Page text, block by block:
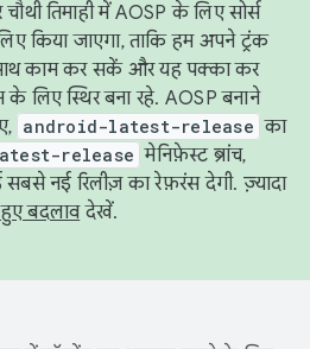
तिमाही में AOSP के लिए सोर्स
किया जाएगा, ताकि हम अपने ट्रंक
काम कर सकें और यह पक्का कर
लिए स्थिर बना रहे. AOSP बनाने
android-latest-release का
release मेनिफ़ेस्ट ब्रांच,
नई रिलीज़ का रेफ़रंस देगी. ज़्यादा
बदलावदेखें.